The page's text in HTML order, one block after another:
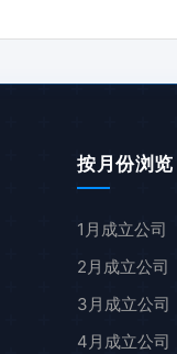
按月份浏览
1月成立公司
2月成立公司
3月成立公司
4月成立公司